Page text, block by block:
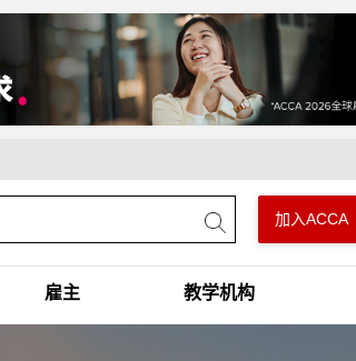
加入ACCA
雇主 教学机构